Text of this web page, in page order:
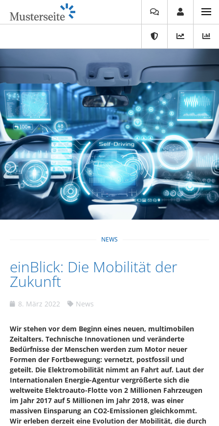
NEWS
einBlick: Die Mobilität der
Zukunft
8. März 2022 News
Wir stehen vor dem Beginn eines neuen, multimobilen
Zeitalters. Technische Innovationen und veränderte
Bedürfnisse der Menschen werden zum Motor neuer
Formen der Fortbewegung: vernetzt, postfossil und
geteilt. Die Elektromobilität nimmt an Fahrt auf. Laut der
Internationalen Energie-Agentur vergrößerte sich die
weltweite Elektroauto-Flotte von 2 Millionen Fahrzeugen
im Jahr 2017 auf 5 Millionen im Jahr 2018, was einer
massiven Einsparung an CO2-Emissionen gleichkommt.
Wir erleben derzeit eine Evolution der Mobilität, die durch